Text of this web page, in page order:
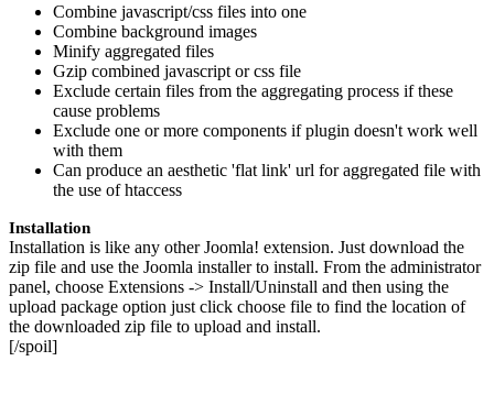
Combine javascript/css files into one
Combine background images
Minify aggregated files
Gzip combined javascript or css file
Exclude certain files from the aggregating process if these
cause problems
Exclude one or more components if plugin doesn't work well
with them
Can produce an aesthetic 'flat link' url for aggregated file with
the use of htaccess
Installation
Installation is like any other Joomla! extension. Just download the
zip file and use the Joomla installer to install. From the administrator
panel, choose Extensions -> Install/Uninstall and then using the
upload package option just click choose file to find the location of
the downloaded zip file to upload and install.
[/spoil]